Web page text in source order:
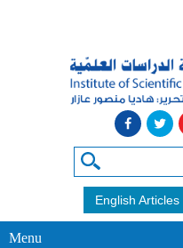
English Articles
Menu